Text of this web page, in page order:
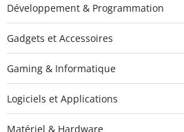
Développement & Programmation
Gadgets et Accessoires
Gaming & Informatique
Logiciels et Applications
Matériel & Hardware